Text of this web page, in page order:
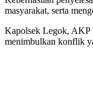
masyarakat, serta
Kapolsek Legok, AKP
menimbulkan konflik